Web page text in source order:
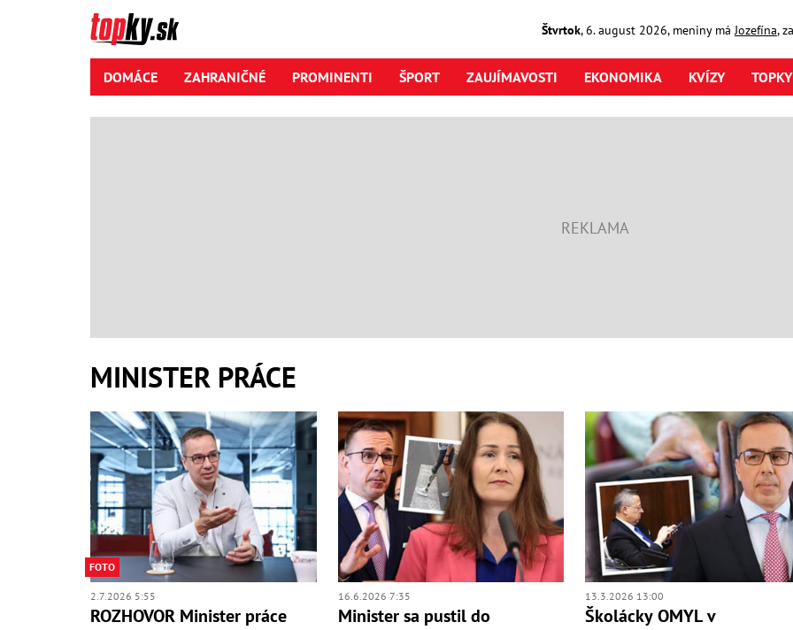
Štvrtok,6. august2026, meniny má Jozefína,
DOMÁCE ZAHRANIČNÉ PROMINENTI ŠPORT ZAUJÍMAVOSTI EKONOMIKA KVÍZY
MINISTER PRÁCE
FOTO
2.7.2026 5:55
ROZHOVOR Minister práce
16.6.2026 7:35
Minister sa pustil do
13.3.2026 13:00
Školácky OMYL v